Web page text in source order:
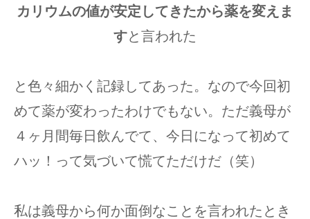
カリウムの値が安定してきたから薬を変えま
すと言われた
と色々細かく記録してあった。なので今回初
めて薬が変わったわけでもない。ただ義母が
４ヶ月間毎日飲んでて、今日になって初めて
ハッ！って気づいて慌てただけだ（笑）
私は義母から何か面倒なことを言われたとき